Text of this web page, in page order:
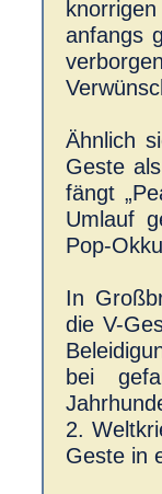
anfangs
Ähnlich
Geste
fängt
Umlauf
Pop-
In
die V-
bei
2.
Geste in